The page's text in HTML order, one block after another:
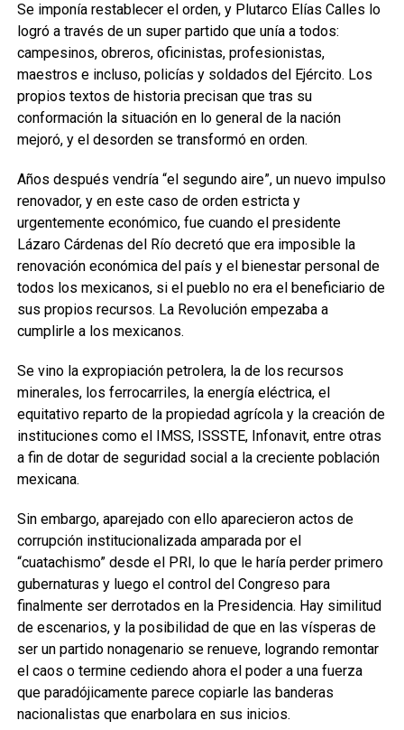
Se imponía restablecer el orden, y Plutarco Elías Calles lo
logró a través de un super partido que unía a todos:
campesinos, obreros, oficinistas, profesionistas,
maestros e incluso, policías y soldados del Ejército. Los
propios textos de historia precisan que tras su
conformación la situación en lo general de la nación
mejoró, y el desorden se transformó en orden.
Años después vendría “el segundo aire”, un nuevo impulso
renovador, y en este caso de orden estricta y
urgentemente económico, fue cuando el presidente
Lázaro Cárdenas del Río decretó que era imposible la
renovación económica del país y el bienestar personal de
todos los mexicanos, si el pueblo no era el beneficiario de
sus propios recursos. La Revolución empezaba a
cumplirle a los mexicanos.
Se vino la expropiación petrolera, la de los recursos
minerales, los ferrocarriles, la energía eléctrica, el
equitativo reparto de la propiedad agrícola y la creación de
instituciones como el IMSS, ISSSTE, Infonavit, entre otras
a fin de dotar de seguridad social a la creciente población
mexicana.
Sin embargo, aparejado con ello aparecieron actos de
corrupción institucionalizada amparada por el
“cuatachismo” desde el PRI, lo que le haría perder primero
gubernaturas y luego el control del Congreso para
finalmente ser derrotados en la Presidencia. Hay similitud
de escenarios, y la posibilidad de que en las vísperas de
ser un partido nonagenario se renueve, logrando remontar
el caos o termine cediendo ahora el poder a una fuerza
que paradójicamente parece copiarle las banderas
nacionalistas que enarbolara en sus inicios.